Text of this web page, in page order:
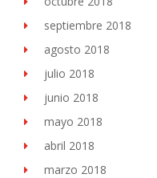
septiembre 2018
agosto 2018
julio 2018
junio 2018
mayo 2018
abril 2018
marzo 2018